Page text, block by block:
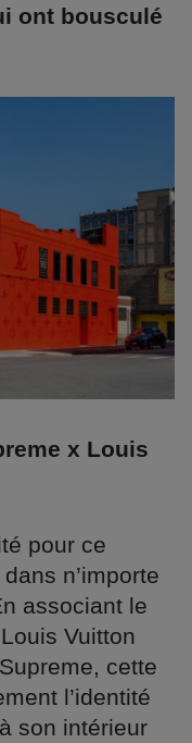
ont bousculé
x Louis
pour ce
n’importe
associant le
Vuitton
cette
l’identité
son intérieur